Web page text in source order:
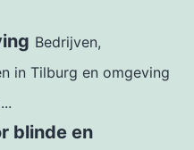
Bedrijven,
in Tilburg en omgeving
blinde en